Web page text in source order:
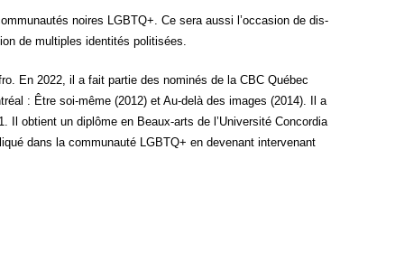
noires LGBTQ+. Ce sera aus­si l’occasion de dis­
de mul­tiples iden­ti­tés politisées.
En 2022, il a fait par­tie des nomi­nés de la CBC Qué­bec
: Être soi-même (2012) et Au-delà des images (2014). Il a
Il obtient un diplôme en Beaux-arts de l’Université Concor­dia
dans la com­mu­nau­té LGBTQ+ en deve­nant inter­ve­nant